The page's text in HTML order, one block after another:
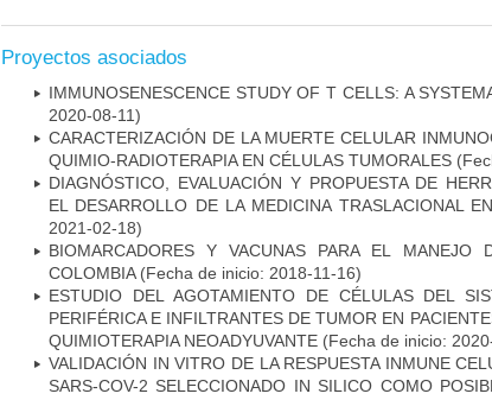
Proyectos asociados
IMMUNOSENESCENCE STUDY OF T CELLS: A
2020-08-11)
CARACTERIZACIÓN DE LA MUERTE CELULAR
QUIMIO-RADIOTERAPIA EN CÉLULAS TUMORALES
DIAGNÓSTICO, EVALUACIÓN Y PROPUESTA DE
EL DESARROLLO DE LA MEDICINA TRASLACIONAL
2021-02-18)
BIOMARCADORES Y VACUNAS PARA EL MANEJO
COLOMBIA(Fecha de inicio: 2018-11-16)
ESTUDIO DEL AGOTAMIENTO DE CÉLULAS DEL
PERIFÉRICA E INFILTRANTES DE TUMOR EN
QUIMIOTERAPIA NEOADYUVANTE (Fecha de inicio:
VALIDACIÓN IN VITRO DE LA RESPUESTA INMUNE
SARS-COV-2 SELECCIONADO IN SILICO COMO